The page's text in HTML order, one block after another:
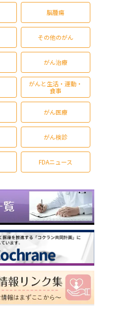
脳腫瘍
その他のがん
がん治療
がんと生活・運動・
食事
がん医療
がん検診
FDAニュース